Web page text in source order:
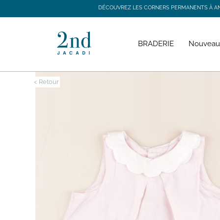
DÉCOUVREZ LES CORNERS PERMANENTS À
BRADERIE
< Retour